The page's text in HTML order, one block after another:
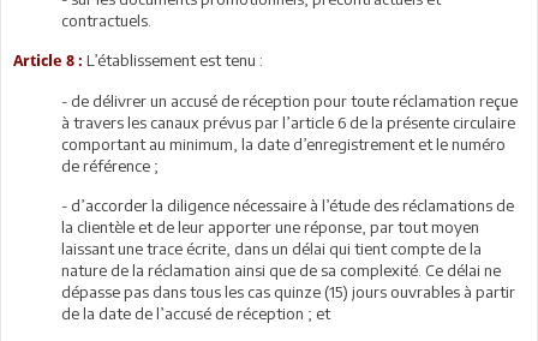
contractuels.
Article 8 : L’établissement est tenu :
- de délivrer un accusé de réception pour toute réclamation reçue
à travers les canaux prévus par l’article 6 de la présente circulaire
comportant au minimum, la date d’enregistrement et le numéro
de référence ;
- d’accorder la diligence nécessaire à l’étude des réclamations de
la clientèle et de leur apporter une réponse, par tout moyen
laissant une trace écrite, dans un délai qui tient compte de la
nature de la réclamation ainsi que de sa complexité. Ce délai ne
dépasse pas dans tous les cas quinze (15) jours ouvrables à partir
de la date de l’accusé de réception ; et